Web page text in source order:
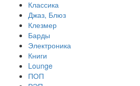
Классика
Джаз, Блюз
Клезмер
Барды
Электроника
Книги
Lounge
ПОП